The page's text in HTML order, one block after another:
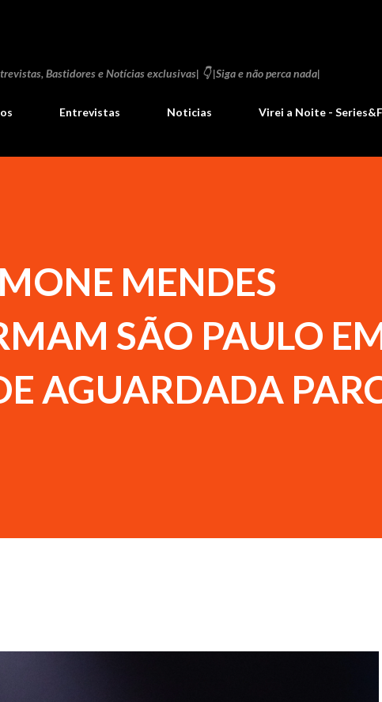
Bastidores e Notícias exclusivas| 👇 |Siga e não perca nada|
Entrevistas Noticias Virei a Noite -
MENDES
SÃO PAULO
AGUARDADA